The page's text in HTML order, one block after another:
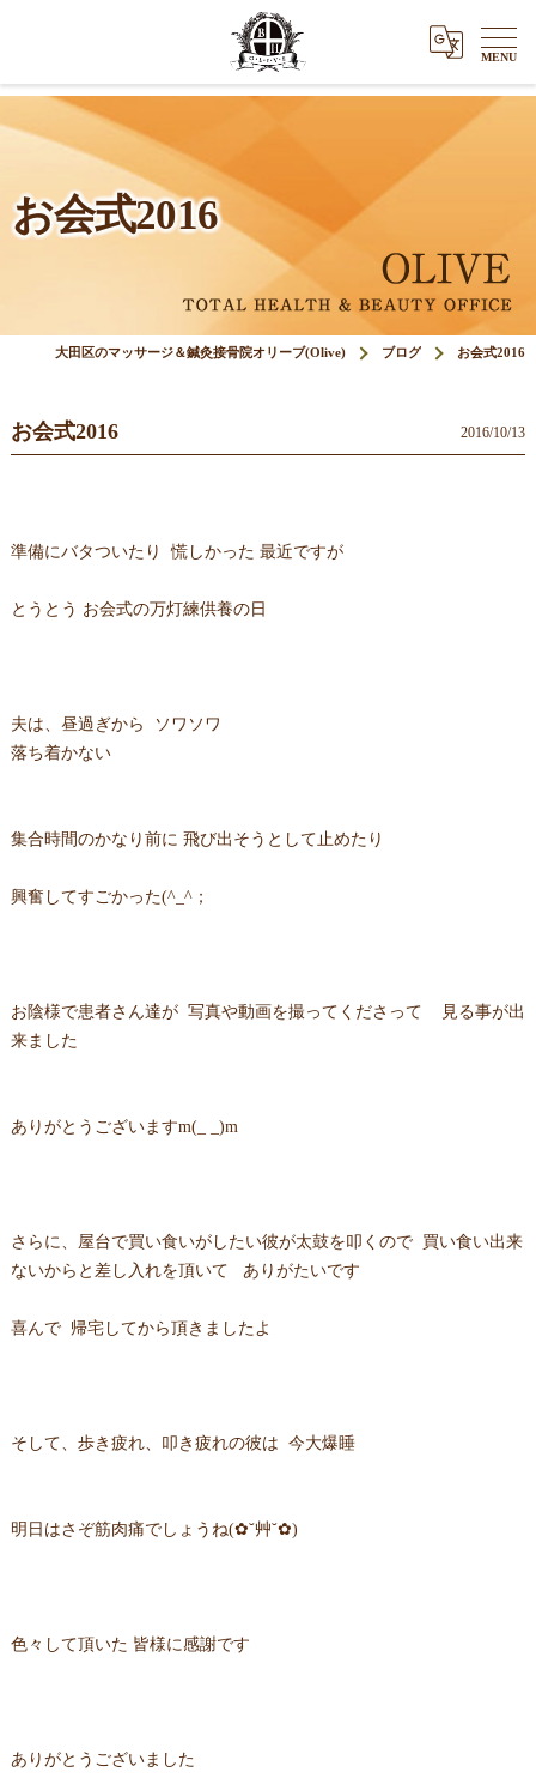
お会式2016
大田区のマッサージ＆鍼灸接骨院オリーブ(Olive) ブログ お会式2016
お会式2016 2016/10/13
準備にバタついたり 慌しかった 最近ですが
とうとう お会式の万灯練供養の日
夫は、昼過ぎから ソワソワ
落ち着かない
集合時間のかなり前に 飛び出そうとして止めたり
興奮してすごかった(^_^；
お陰様で患者さん達が 写真や動画を撮ってくださって 見る事が出
来ました
ありがとうございますm(_ _)m
さらに、屋台で買い食いがしたい彼が太鼓を叩くので 買い食い出来
ないからと差し入れを頂いて ありがたいです
喜んで 帰宅してから頂きましたよ
そして、歩き疲れ、叩き疲れの彼は 今大爆睡
明日はさぞ筋肉痛でしょうね(✿˘艸˘✿)
色々して頂いた 皆様に感謝です
ありがとうございました